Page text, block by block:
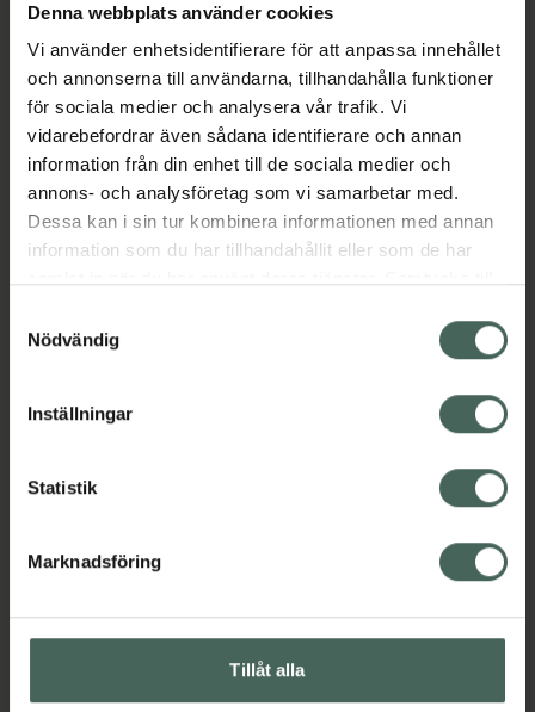
Denna webbplats använder cookies
Vi använder enhetsidentifierare för att anpassa innehållet
och annonserna till användarna, tillhandahålla funktioner
för sociala medier och analysera vår trafik. Vi
vidarebefordrar även sådana identifierare och annan
information från din enhet till de sociala medier och
annons- och analysföretag som vi samarbetar med.
Dessa kan i sin tur kombinera informationen med annan
information som du har tillhandahållit eller som de har
återkalla ditt samtycke via webbplatsens
cookieinställningar. Ett återkallat samtycke påverkar inte
lagligheten av behandling som skett innan återkallelsen.
Nödvändig
Inställningar
Statistik
Marknadsföring
Tillåt alla
Aktuella erbjudanden
Beskrivning
EAN:07046264263440
Bipacksedel från FASS Visa
Kronans Apotek finns här för dig. Du hittar oss från Skåne i
datorn. Oavsett vem du är så är det vårt uppdrag att
hjälpa just dig att må lite bättre. Välkommen att prata